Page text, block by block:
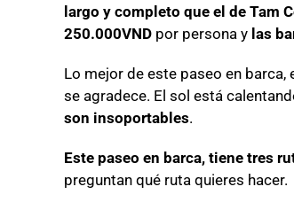
largo y completo que el de Tam
250.000VND por persona y las
Lo mejor de este paseo en barca,
se agradece. El sol está
son insoportables.
Este paseo en barca, tiene tres
preguntan qué ruta quieres hacer.